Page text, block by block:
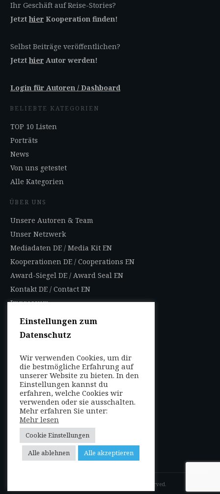
Ihr Geschäft auf Reise-Stories?
Jetzthier Kooperation finden!
Selbst Beiträge veröffentlichen?
Jetzthier Autor werden!
Login für Autoren / Dashboard
BELIEBTE KATEGORIEN
TOP 10 Listen
Porträts
News
Von uns getestet
Alle Kategorien
ÜBER UNS
Unsere Autoren & Team
Unser Netzwerk
Mediadaten DE / Media Kit EN
Kooperationen DE / Cooperations EN
Award-Siegel DE / Award Seal EN
Kontakt DE / Contact EN
Impressum
Datenschutzbestimmungen
Nutzungsbedingungen
FOLGEN SIE UNS
Entdecken Sie weltweit
mit uns die Highlights in
jeder Region als Local
oder auf Reisen!
, all rights reserved.
Einstellungen zum
Datenschutz
Wir verwenden Cookies, um dir
die bestmögliche Erfahrung auf
unserer Website zu bieten. In den
Einstellungen kannst du
erfahren, welche Cookies wir
verwenden oder sie ausschalten.
Mehr erfahren Sie unter:
Mehr lesen
Cookie Einstellungen
Alle ablehnen
Alle akzeptieren